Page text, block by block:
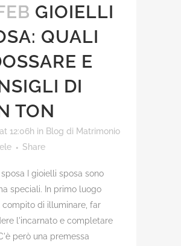
GIOIELLI
QUALI
E
DI
TON
12:06h in Blog di Matrimonio
Share
sposa I gioielli sposa sono
speciali. In primo luogo
compito di illuminare, far
l'incarnato e completare
però una premessa